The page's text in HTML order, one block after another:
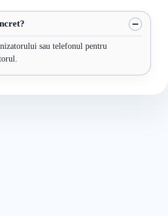
sau telefonul pentru